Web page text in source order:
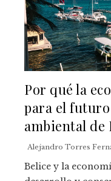
Por qué la
para el
ambiental de
Alejandro Torres
Belice y la